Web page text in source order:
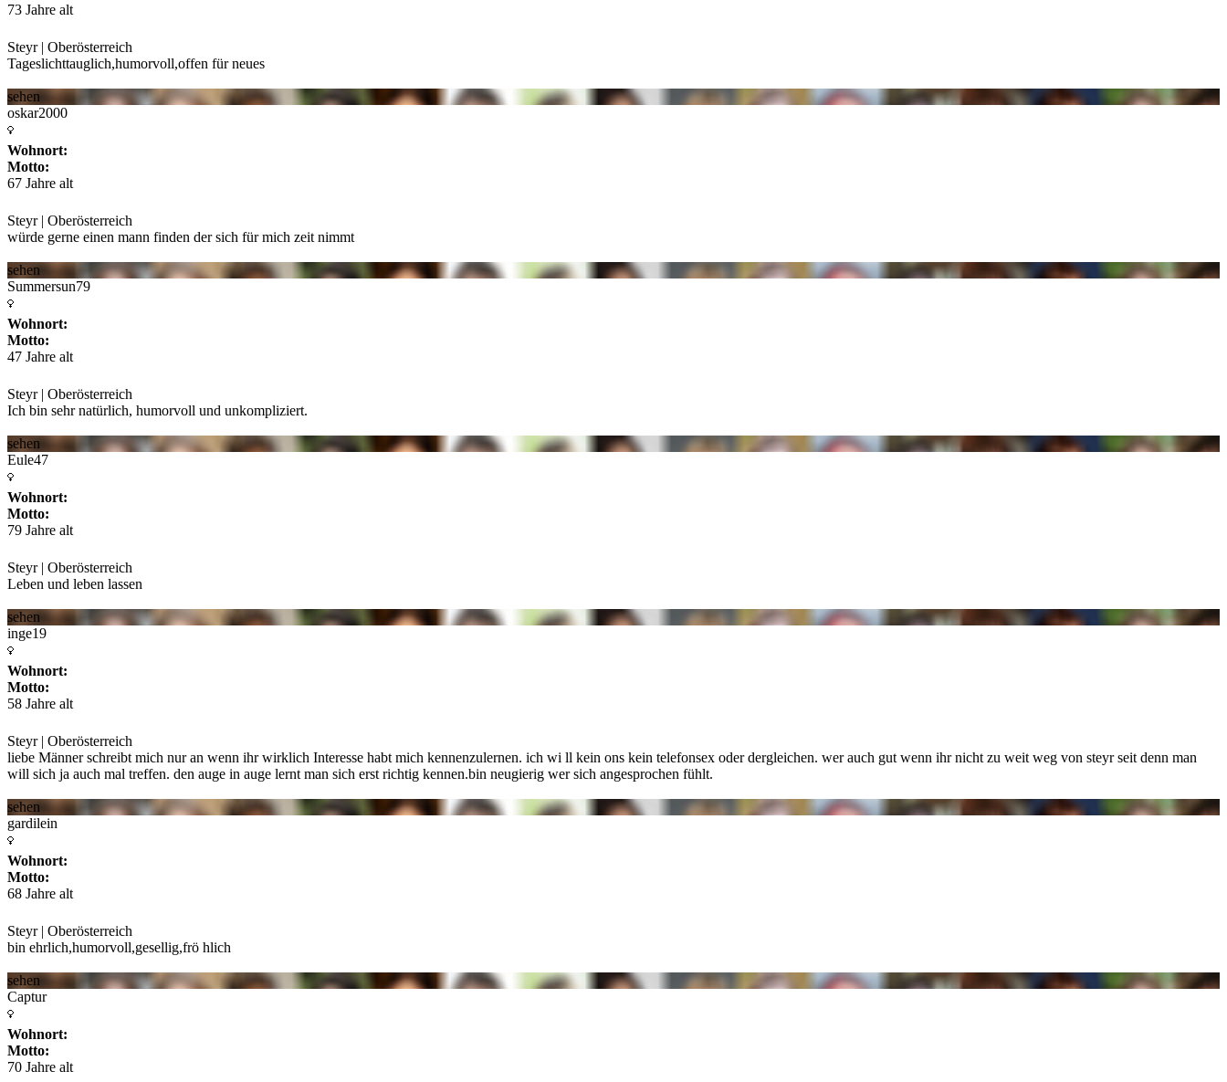
73 Jahre alt
Steyr | Oberösterreich
Tageslichttauglich,humorvoll,offen für neues
sehen
oskar2000
Wohnort:
Motto:
67 Jahre alt
Steyr | Oberösterreich
würde gerne einen mann finden der sich für mich zeit nimmt
sehen
Summersun79
Wohnort:
Motto:
47 Jahre alt
Steyr | Oberösterreich
Ich bin sehr natürlich, humorvoll und unkompliziert.
sehen
Eule47
Wohnort:
Motto:
79 Jahre alt
Steyr | Oberösterreich
Leben und leben lassen
sehen
inge19
Wohnort:
Motto:
58 Jahre alt
Steyr | Oberösterreich
liebe Männer schreibt mich nur an wenn ihr wirklich Interesse habt mich kennenzulernen. ich wi ll kein ons kein telefonsex oder dergleichen. wer auch gut wenn ihr nicht zu weit weg von steyr seit denn man
will sich ja auch mal treffen. den auge in auge lernt man sich erst richtig kennen.bin neugierig wer sich angesprochen fühlt.
sehen
gardilein
Wohnort:
Motto:
68 Jahre alt
Steyr | Oberösterreich
bin ehrlich,humorvoll,gesellig,frö hlich
sehen
Captur
Wohnort:
Motto:
70 Jahre alt